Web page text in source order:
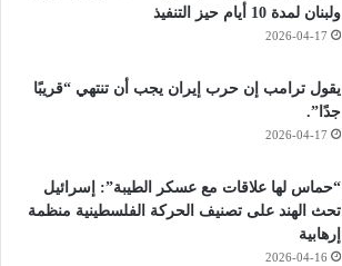
ولبنان لمدة 10 أيام حيز التنفيذ
2026-04-17
يقول ترامب إن حرب إيران يجب أن تنتهي “قريبًا
جدًا”.
2026-04-17
“حماس لها علاقات مع عسكر الطيبة”: إسرائيل
تحث الهند على تصنيف الحركة الفلسطينية منظمة
إرهابية
2026-04-16